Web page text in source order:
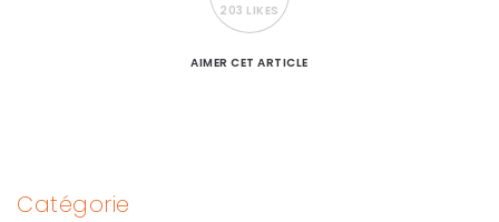
203 LIKES
AIMER CET ARTICLE
Catégorie